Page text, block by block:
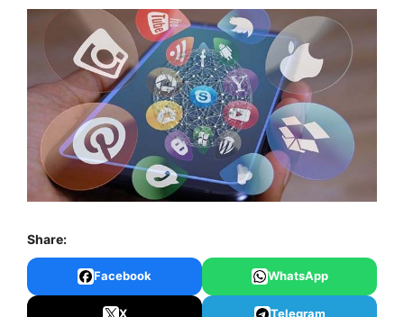
Share:
Facebook WhatsApp
X Telegram